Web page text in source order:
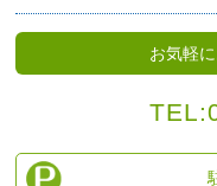
お気軽
TEL: